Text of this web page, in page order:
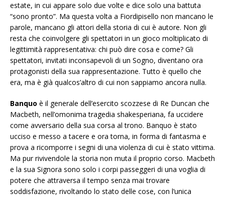
estate, in cui appare solo due volte e dice solo una battuta
“sono pronto”. Ma questa volta a Fiordipisello non mancano le
parole, mancano gli attori della storia di cui è autore. Non gli
resta che coinvolgere gli spettatori in un gioco moltiplicato di
legittimità rappresentativa: chi può dire cosa e come? Gli
spettatori, invitati inconsapevoli di un Sogno, diventano ora
protagonisti della sua rappresentazione. Tutto è quello che
era, ma è già qualcos’altro di cui non sappiamo ancora nulla.
Banquo è il generale dell’esercito scozzese di Re Duncan che
Macbeth, nell’omonima tragedia shakesperiana, fa uccidere
come avversario della sua corsa al trono. Banquo è stato
ucciso e messo a tacere e ora torna, in forma di fantasma e
prova a ricomporre i segni di una violenza di cui è stato vittima.
Ma pur rivivendole la storia non muta il proprio corso. Macbeth
e la sua Signora sono solo i corpi passeggeri di una voglia di
potere che attraversa il tempo senza mai trovare
soddisfazione, rivoltando lo stato delle cose, con l’unica